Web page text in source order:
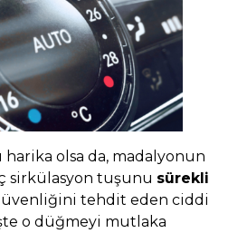
olsa da, madalyonun
sirkülasyon tuşunu sürekli
tehdit eden ciddi
o düğmeyi mutlaka